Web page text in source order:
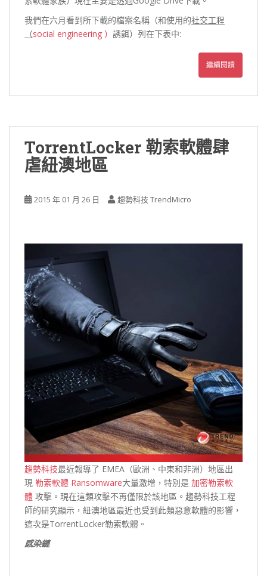
我們在六月看到所下載的檔案名稱（和使用的社交工程
（social engineering ） 誘餌）列在下表中:
繼續閱讀
TorrentLocker 勒索軟體肆
虐紐澳地區
2015 年 01 月 26 日 趨勢科技 TrendMicro
趨勢科技最近報導了 EMEA（歐洲、中東和非洲）地區出
現 勒索軟體 Ransomware大量激增，特別是 加密勒索軟
體 攻擊。現在這類攻擊不再僅限於該地區。趨勢科技工程
師的研究顯示，紐澳地區最近也受到此類惡意軟體的影響，
這次是TorrentLocker勒索軟體。
感染鏈